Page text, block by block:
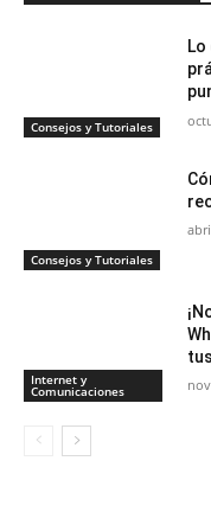
Consejos y Tutoriales
Consejos y Tutoriales
Internet y
Comunicaciones